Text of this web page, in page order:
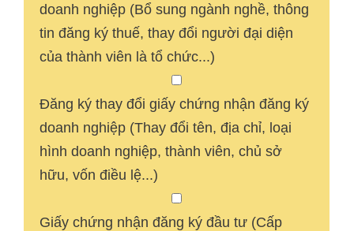
doanh nghiệp (Bổ sung ngành nghề, thông
tin đăng ký thuế, thay đổi người đại diện
của thành viên là tổ chức...)
Đăng ký thay đổi giấy chứng nhận đăng ký
doanh nghiệp (Thay đổi tên, địa chỉ, loại
hình doanh nghiệp, thành viên, chủ sở
hữu, vốn điều lệ...)
Giấy chứng nhận đăng ký đầu tư (Cấp